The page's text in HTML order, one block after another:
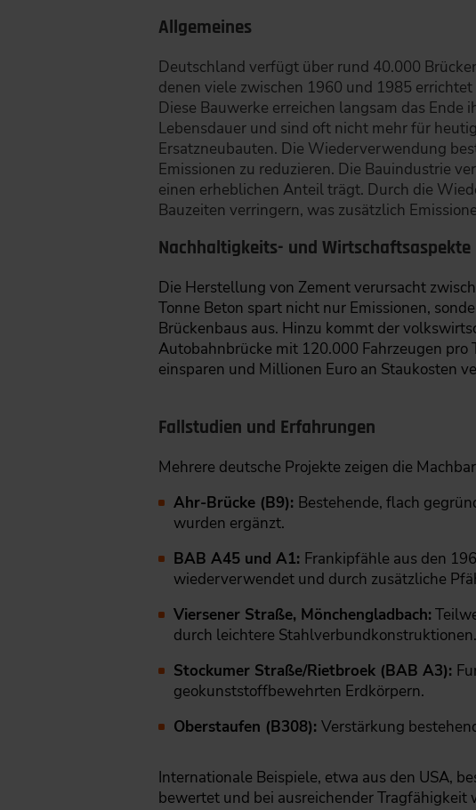
Allgemeines
Deutschland verfügt über rund 40.000
denen viele zwischen 1960 und 1985
Diese Bauwerke erreichen langsam das Ende
Lebensdauer und sind oft nicht mehr für
Ersatzneubauten. Die Wiederverwendung
Emissionen zu reduzieren. Die Bauindustrie
einen erheblichen Anteil trägt. Durch die
Bauzeiten verringern, was zusätzlich
Nachhaltigkeits- und Wirtschaftsaspekte
Die Herstellung von Zement verursacht
Tonne Beton spart nicht nur Emissionen,
Brückenbaus aus. Hinzu kommt der
Autobahnbrücke mit 120.000 Fahrzeugen pro
einsparen und Millionen Euro an Staukosten
Fallstudien und Erfahrungen
Mehrere deutsche Projekte zeigen die
Ahr-Brücke (B9): Bestehende, flach
wurden ergänzt.
BAB A45 und A1: Frankipfähle aus den
wiederverwendet und durch zusätzliche
Viersener Straße, Mönchengladbach:
durch leichtere Stahlverbundkonstruktionen.
Stockumer Straße/Rietbroek (BAB A3):
geokunststoffbewehrten Erdkörpern.
Oberstaufen (B308):Verstärkung
Internationale Beispiele, etwa aus den USA,
bewertet und bei ausreichender